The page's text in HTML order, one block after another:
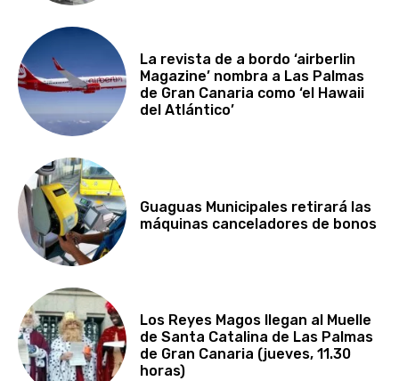
La revista de a bordo ‘airberlin
Magazine’ nombra a Las Palmas
de Gran Canaria como ‘el Hawaii
del Atlántico’
Guaguas Municipales retirará las
máquinas canceladores de bonos
Los Reyes Magos llegan al Muelle
de Santa Catalina de Las Palmas
de Gran Canaria (jueves, 11.30
horas)